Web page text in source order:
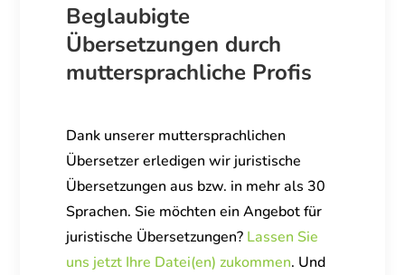
Beglaubigte
Übersetzungen durch
muttersprachliche Profis
Dank unserer muttersprachlichen
Übersetzer erledigen wir juristische
Übersetzungen aus bzw. in mehr als 30
Sprachen. Sie möchten ein Angebot für
juristische Übersetzungen? Lassen Sie
uns jetzt Ihre Datei(en) zukommen. Und